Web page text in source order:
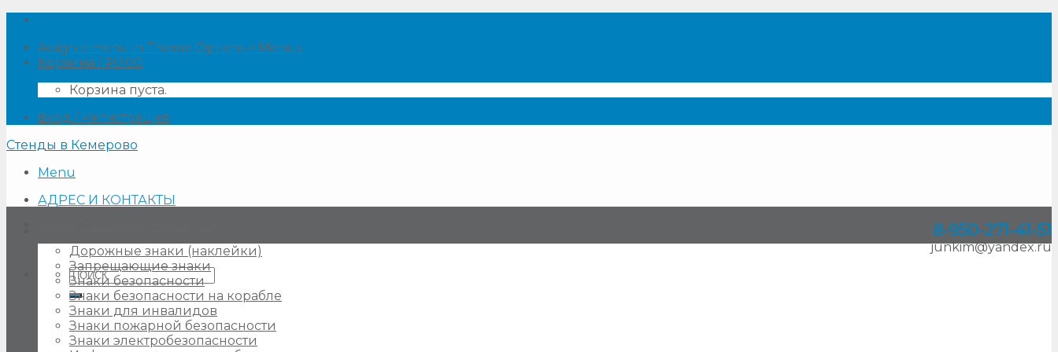
Skip
contentAssign a menu in Theme Options > Menus
Корзина /₽0.00
Корзина пуста.
Вход / Регистрация
Стенды в Кемерово
Menu
АДРЕС И КОНТАКТЫ
8-950-271-41-51
junkim@yandex.ru
Искать:
Дорожные знаки (наклейки)
Запрещающие знаки
Знаки безопасности
Знаки безопасности на корабле
Знаки для инвалидов
Знаки пожарной безопасности
Знаки электробезопасности